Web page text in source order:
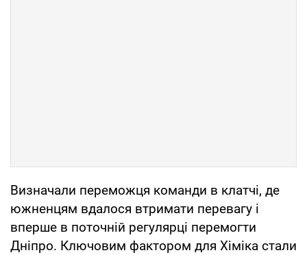
Визначали переможця команди в клатчі, де
южненцям вдалося втримати перевагу і
вперше в поточній регулярці перемогти
Дніпро. Ключовим фактором для Хіміка стали